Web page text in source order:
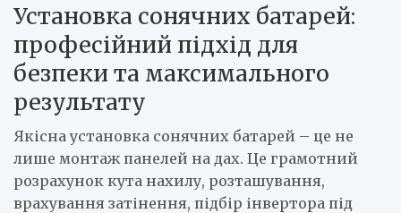
Установка сонячних батарей:
професійний підхід для
безпеки та максимального
результату
Якісна установка сонячних батарей – це не
лише монтаж панелей на дах. Це грамотний
розрахунок кута нахилу, розташування,
врахування затінення, підбір інвертора під